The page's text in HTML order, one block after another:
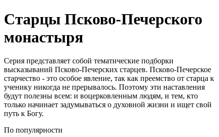
Старцы Псково-Печерского
монастыря
Серия представляет собой тематические подборки
высказываний Псково-Печерских старцев. Псково-Печерское
старчество - это особое явление, так как преемство от старца к
ученику никогда не прерывалось. Поэтому эти наставления
будут полезны всем: и воцерковленным людям, и тем, кто
только начинает задумываться о духовной жизни и ищет свой
путь к Богу.
По популярности